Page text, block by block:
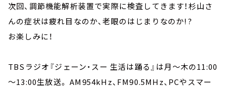
次回、調節機能解析装置で実際に検査してきます！杉山さ
んの症状は疲れ目なのか、老眼のはじまりなのか!?
お楽しみに！
TBSラジオ『ジェーン・スー 生活は踊る』は月～木の11:00
～13:00生放送。 AM954kHz、FM90.5MHz、PCやスマー